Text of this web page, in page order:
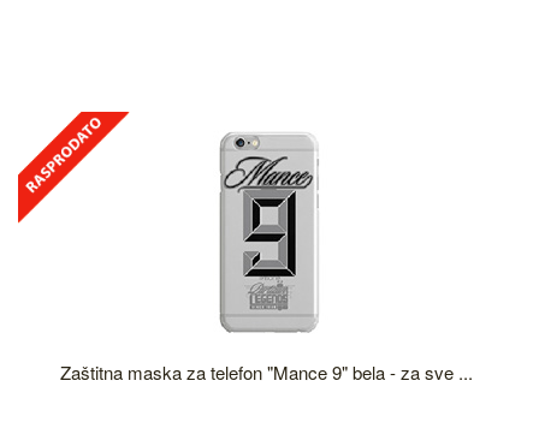
Zaštitna maska za telefon "Mance 9" bela - za sve ...